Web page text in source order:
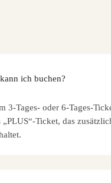
ich buchen?
3-Tages- oder 6-Tages-
Ticket, das